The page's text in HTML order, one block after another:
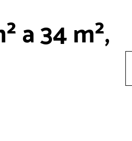
a 34 m²,